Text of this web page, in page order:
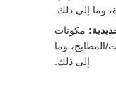
إلى ذلك.
مكونات
وما
إلى ذلك.